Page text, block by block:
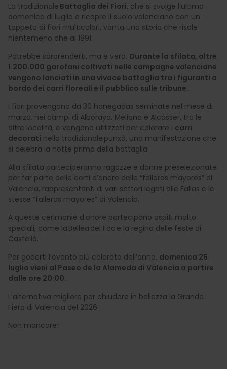
La tradizionale Battaglia dei Fiori, che si svolge l’ultima
domenica di luglio e ricopre il suolo valenciano con un
tappeto di fiori multicolori, vanta una storia che risale
nientemeno che al 1891.
Potrebbe sorprenderti, ma è vero. Durante la sfilata, oltre
1.200.000 garofani coltivati nelle campagne valenciane
vengono lanciati in una vivace battaglia tra i figuranti a
bordo dei carri floreali e il pubblico sulle tribune.
I fiori provengono da 30 hanegadas seminate nel mese di
marzo, nei campi di Alboraya, Meliana e Alcàsser, tra le
altre località, e vengono utilizzati per colorare i carri
decorati nella tradizionale punxà, una manifestazione che
si celebra la notte prima della battaglia.
Alla sfilata parteciperanno ragazze e donne preselezionate
per far parte delle corti d’onore delle “falleras mayores” di
Valencia, rappresentanti di vari settori legati alle Fallas e le
stesse “falleras mayores” di Valencia.
A queste cerimonie d’onore partecipano ospiti molto
speciali, come la Bellea del Foc e la regina delle feste di
Castelló.
Per goderti l’evento più colorato dell’anno, domenica 26
luglio vieni al Paseo de la Alameda di Valencia a partire
dalle ore 20:00.
L’alternativa migliore per chiudere in bellezza la Grande
Fiera di Valencia del 2026.
Non mancare!